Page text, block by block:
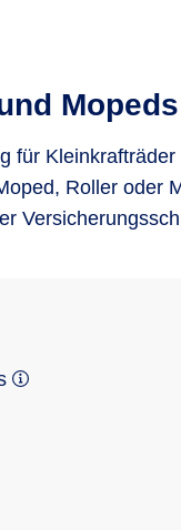
für
Roller oder